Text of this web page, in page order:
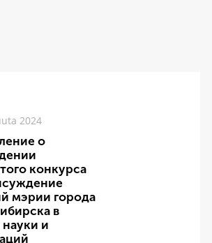
2024
о
конкурса
мэрии города
в
и